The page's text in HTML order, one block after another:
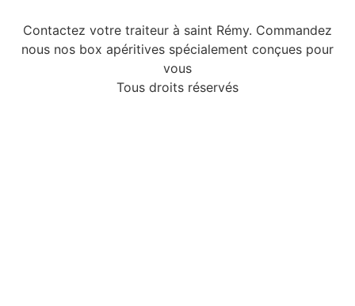
Contactez votre traiteur à saint Rémy. Commandez
nous nos box apéritives spécialement conçues pour
vous
Tous droits réservés